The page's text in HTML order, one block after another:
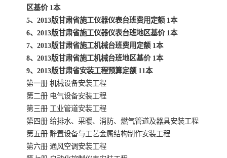
区基价 1本
5、2013版甘肃省施工仪器仪表台班费用定额 1本
6、2013版甘肃省施工仪器仪表台班地区基价 1本
7、2013版甘肃省施工机械台班费用定额 1本
8、2013版甘肃省施工机械台班地区基价 1本
9、2013版甘肃省安装工程预算定额 11本
第一册 机械设备安装工程
第二册 电气设备安装工程
第三册 工业管道安装工程
第四册 给排水、采暖、消防、燃气管道及器具安装工程
第五册 静置设备与工艺金属结构制作安装工程
第六册 通风空调安装工程
20kv及以下配电网工程定
验评定标准
广西建筑安装工程预算定 内河沿海港口疏浚定额
*考军校教材 黑龙江建设工程计价定额
海南省建设工程预算定额
电力工程预算概算定额
江苏省建设工程计价定额 深圳市建设工程消耗量定